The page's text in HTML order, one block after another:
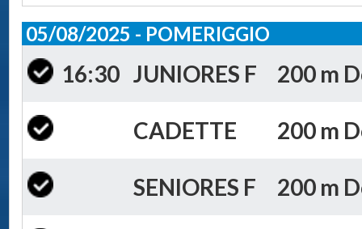
05/08/2025 - POMERIGGIO
16:30 JUNIORES F 200 m
CADETTE 200 m
SENIORES F 200 m